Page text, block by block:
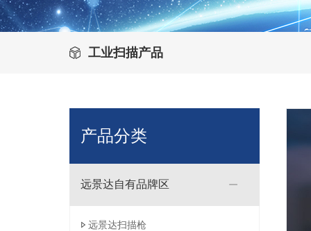
工业扫描产品
产品分类
远景达自有品牌区
远景达扫描枪